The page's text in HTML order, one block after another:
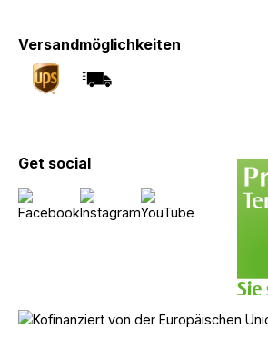
Versandmöglichkeiten
Get social